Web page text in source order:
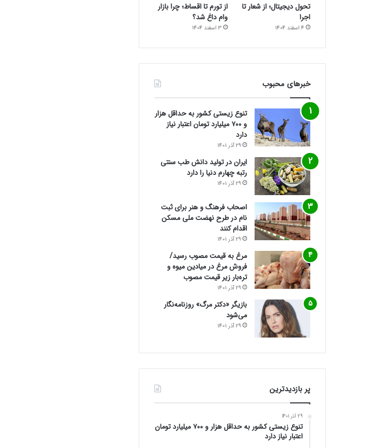
تحول دیجیتال؛ از شعار تا
اجرا
4 اسفند 1404
از تورم تا اقساط؛ چرا بازار
وام داغ شد؟
3 اسفند 1404
خبرهای محبوب
تنوع زیستی کشور به حداقل هزار
و ۷۰۰ میلیارد تومان اعتبار نیاز
دارد
29 آذر 1401
ایران در تولید دانش طب سنتی
رتبه چهارم دنیا را دارد
29 آذر 1401
اصحاب فرهنگ و هنر برای ثبت
نام در طرح نهضت ملی مسکن
اقدام کنند
29 آذر 1401
مرغ به قیمت مصوب رسید/
فروش مرغ در میادین میوه و
تره‌بار زیر قیمت مصوب
29 آذر 1401
بازیگر «دکتر مرگ» روزنامه‌نگار
می‌شود
29 آذر 1401
پر بازدیدترین
29 آذر 1401
تنوع زیستی کشور به حداقل هزار و ۷۰۰ میلیارد تومان
اعتبار نیاز دارد